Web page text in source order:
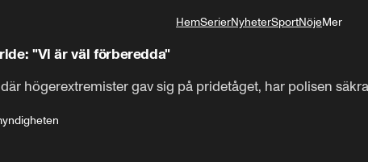
HemSerierNyheterSportNöjeMer
"Vi är väl förberedda"
högerextremister gav sig på pridetåget, har polisen